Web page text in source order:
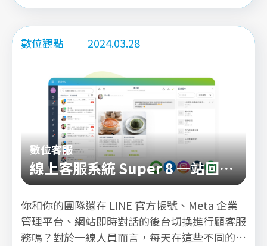
數位觀點
2024.03.28
數位客服
線上客服系統 Super 8 一站回覆
LINE、FB、IG、WhatsAPP 和
官網即時客服訊息
你和你的團隊還在 LINE 官方帳號、Meta 企業
管理平台、網站即時對話的後台切換進行顧客服
務嗎？對於一線人員而言，每天在這些不同的平